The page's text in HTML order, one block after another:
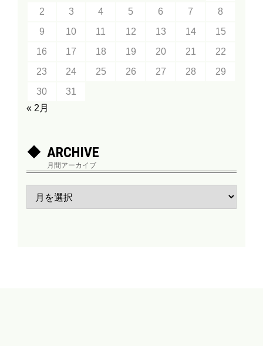
2
3 4 5 6 7
8
9
10 11 12 13 14
15
16
17 18 19 20 21
22
23
24 25 26 27 28
29
30
31
« 2月
ARCHIVE
月間アーカイブ